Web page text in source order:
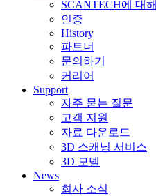
SCANTECH에 대해
인증
History
파트너
문의하기
커리어
Support
자주 묻는 질문
고객 지원
자료 다운로드
3D 스캐닝 서비스
3D 모델
News
회사 소식